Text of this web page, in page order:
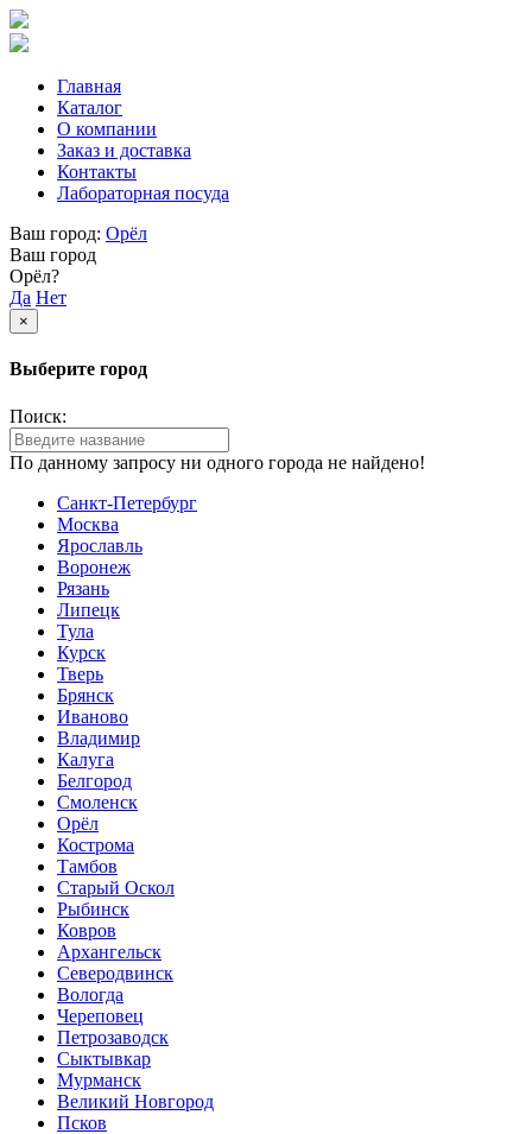
Главная
Каталог
О компании
Заказ и доставка
Контакты
Лабораторная посуда
Ваш город: Орёл
Ваш город
Орёл?
Да Нет
×
Выберите город
Поиск:
По данному запросу ни одного города не найдено!
Санкт-Петербург
Москва
Ярославль
Воронеж
Рязань
Липецк
Тула
Курск
Тверь
Брянск
Иваново
Владимир
Калуга
Белгород
Смоленск
Орёл
Кострома
Тамбов
Старый Оскол
Рыбинск
Ковров
Архангельск
Северодвинск
Вологда
Череповец
Петрозаводск
Сыктывкар
Мурманск
Великий Новгород
Псков